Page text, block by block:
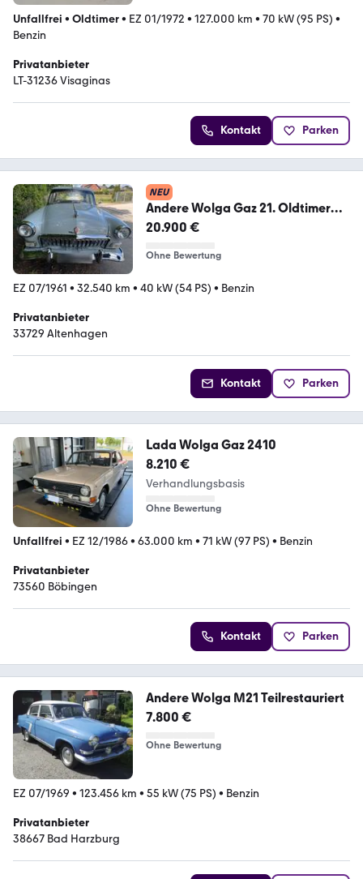
Unfallfrei • Oldtimer• EZ 01/1972 • 127.000 km • 70 kW (95 PS) •
Benzin
Privatanbieter
LT-31236 Visaginas
Kontakt Parken
NEU
Andere Wolga Gaz 21. Oldtimer
Zulassung
20.900 €
Ohne Bewertung
EZ 07/1961 • 32.540 km • 40 kW (54 PS) • Benzin
Privatanbieter
33729 Altenhagen
Kontakt Parken
Lada Wolga Gaz 2410
8.210 €
Verhandlungsbasis
Ohne Bewertung
Unfallfrei • EZ 12/1986• 63.000 km • 71 kW (97 PS) • Benzin
Privatanbieter
73560 Böbingen
Kontakt Parken
Andere Wolga M21 Teilrestauriert
7.800 €
Ohne Bewertung
EZ 07/1969 • 123.456 km • 55 kW (75 PS) • Benzin
Privatanbieter
38667 Bad Harzburg